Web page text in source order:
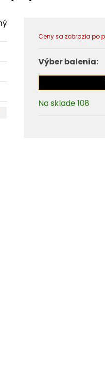
Výber balenia:
Na sklade 108